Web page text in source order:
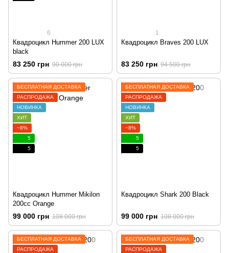
6
Квадроцикл Hummer 200 LUX
black
83 250 грн 90 000 грн
1
Квадроцикл Braves 200 LUX
83 250 грн 94 500 грн
БЕСПЛАТНАЯ ДОСТАВКА
РАСПРОДАЖА
НОВИНКА
ХИТ
−8%
5
5
Квадроцикл Hummer Mikilon
200cc Orange
99 000 грн 108 000 грн
БЕСПЛАТНАЯ ДОСТАВКА
РАСПРОДАЖА
НОВИНКА
ХИТ
−8%
5
5
Квадроцикл Shark 200 Black
99 000 грн 108 000 грн
БЕСПЛАТНАЯ ДОСТАВКА
РАСПРОДАЖА
БЕСПЛАТНАЯ ДОСТАВКА
РАСПРОДАЖА